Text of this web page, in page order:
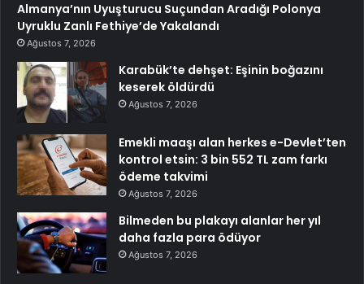
Almanya’nın Uyuşturucu Suçundan Aradığı Polonya
Uyruklu Zanlı Fethiye’de Yakalandı
Ağustos 7, 2026
Karabük’te dehşet: Eşinin boğazını
keserek öldürdü
Ağustos 7, 2026
Emekli maaşı alan herkes e-Devlet’ten
kontrol etsin: 3 bin 552 TL zam farkı
ödeme takvimi
Ağustos 7, 2026
Bilmeden bu plakayı alanlar her yıl
daha fazla para ödüyor
Ağustos 7, 2026